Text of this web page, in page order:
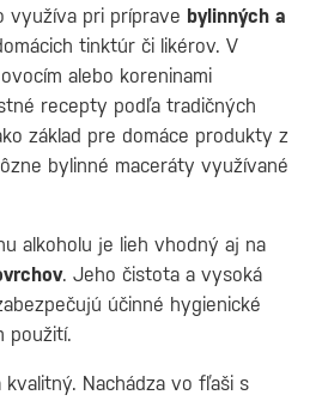
využíva pri príprave bylinných a
tinktúr či likérov. V
alebo koreninami
recepty podľa tradičných
základ pre domáce produkty z
bylinné maceráty využívané
alkoholu je lieh vhodný aj na
. Jeho čistota a vysoká
účinné hygienické
použití.
Nachádza vo fľaši s